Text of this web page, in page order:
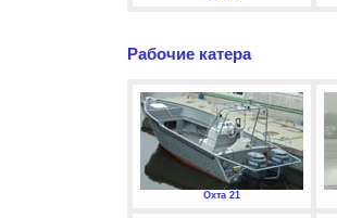
Рабочие катера
Охта 21